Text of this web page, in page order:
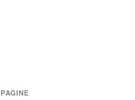
PAGINE